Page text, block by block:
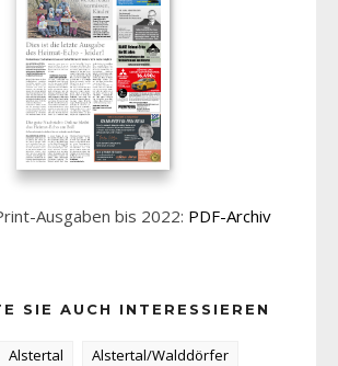
Ausgaben bis 2022: PDF-Archiv
SIE AUCH INTERESSIEREN
Alstertal
Alstertal/Walddörfer